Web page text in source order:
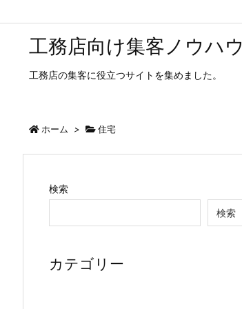
工務店向け集客ノウハウ
工務店の集客に役立つサイトを集めました。
ホーム > 住宅
検索
検索
カテゴリー